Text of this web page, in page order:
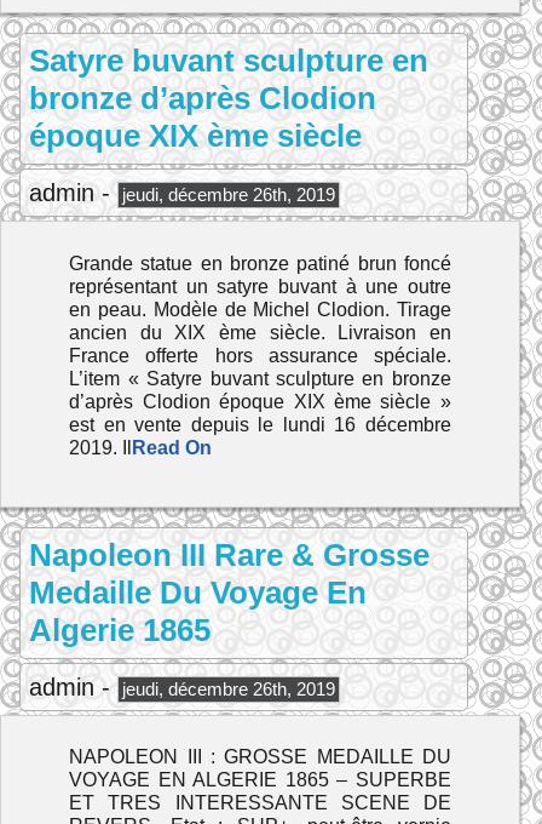
Satyre buvant sculpture en
bronze d’après Clodion
époque XIX ème siècle
admin - jeudi, décembre 26th, 2019
Grande statue en bronze patiné brun foncé
représentant un satyre buvant à une outre
en peau. Modèle de Michel Clodion. Tirage
ancien du XIX ème siècle. Livraison en
France offerte hors assurance spéciale.
L’item « Satyre buvant sculpture en bronze
d’après Clodion époque XIX ème siècle »
est en vente depuis le lundi 16 décembre
2019. Il
Read On
Napoleon III Rare & Grosse
Medaille Du Voyage En
Algerie 1865
admin - jeudi, décembre 26th, 2019
NAPOLEON III : GROSSE MEDAILLE DU
VOYAGE EN ALGERIE 1865 – SUPERBE
ET TRES INTERESSANTE SCENE DE